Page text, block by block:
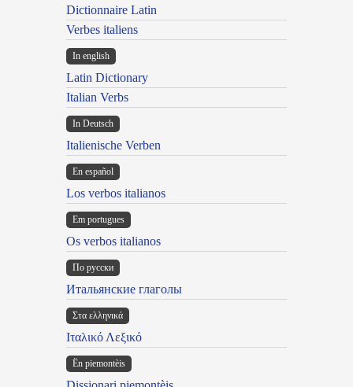
Dictionnaire Latin
Verbes italiens
In english
Latin Dictionary
Italian Verbs
In Deutsch
Italienische Verben
En español
Los verbos italianos
Em portugues
Os verbos italianos
По русски
Итальянские глаголы
Στα ελληνικά
Ιταλικό Λεξικό
Ën piemontèis